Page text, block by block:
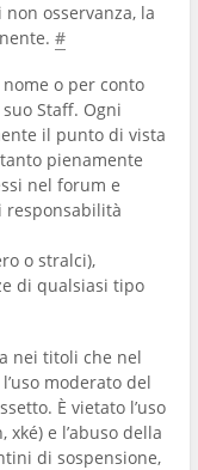
osservanza, la
#
o per conto
Staff. Ogni
il punto di vista
pienamente
nel forum e
responsabilità
o stralci),
di qualsiasi tipo
nei titoli che nel
moderato del
È vietato l’uso
e l’abuso della
di sospensione,